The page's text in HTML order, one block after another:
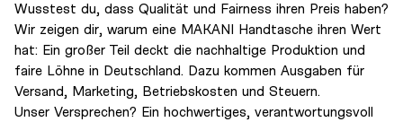
Wusstest du, dass Qualität und Fairness ihren Preis haben?
Wir zeigen dir, warum eine MAKANI Handtasche ihren Wert
hat: Ein großer Teil deckt die nachhaltige Produktion und
faire Löhne in Deutschland. Dazu kommen Ausgaben für
Versand, Marketing, Betriebskosten und Steuern.
Unser Versprechen? Ein hochwertiges, verantwortungsvoll